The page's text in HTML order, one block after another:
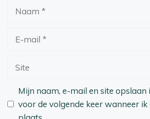
Mijn naam, e-mail en site
voor de volgende keer wanneer ik